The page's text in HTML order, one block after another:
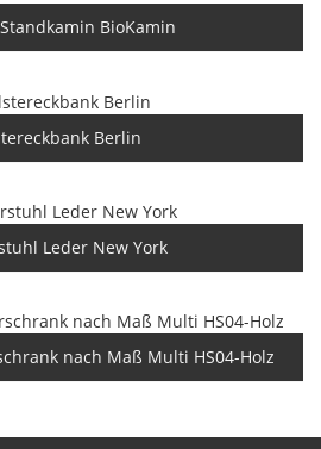
BioKamin
Berlin
Leder New York
nach Maß Multi HS04-Holz